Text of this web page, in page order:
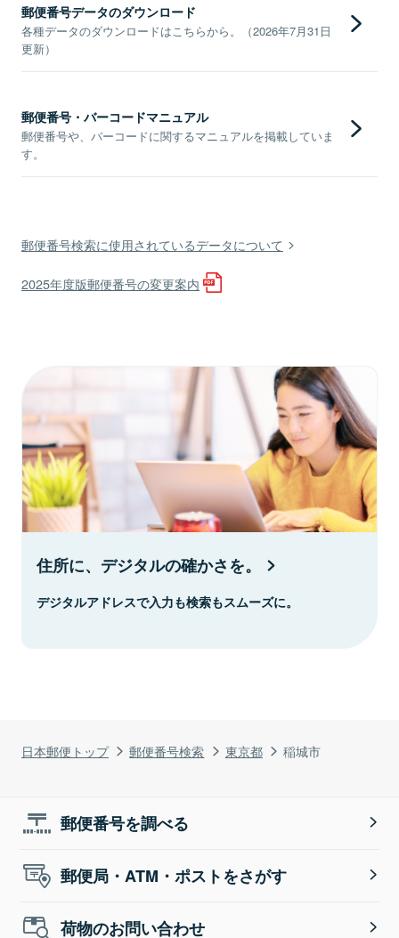
日本郵便トップ 郵便番号検索 東京都 稲城市
郵便番号データのダウンロード
各種データのダウンロードはこちらから。（2026年7月31日
更新）
郵便番号・バーコードマニュアル
郵便番号や、バーコードに関するマニュアルを掲載していま
す。
郵便番号検索に使用されているデータについて
2025年度版郵便番号の変更案内
住所に、デジタルの確かさを。
デジタルアドレスで入力も検索もスムーズに。
郵便番号を調べる
郵便局・ATM・ポストをさがす
荷物のお問い合わせ